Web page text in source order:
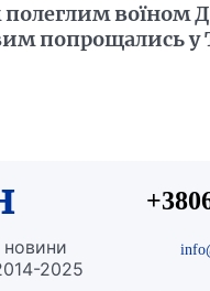
полеглим воїном
попрощались у
новини
2025